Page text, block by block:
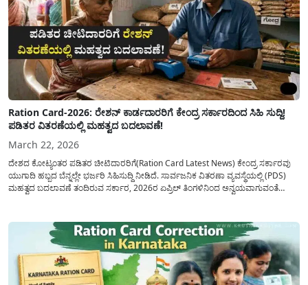
Ration Card-2026: ರೇಶನ್ ಕಾರ್ಡದಾರರಿಗೆ ಕೇಂದ್ರ ಸರ್ಕಾರದಿಂದ ಸಿಹಿ ಸುದ್ದಿ!
ಪಡಿತರ ವಿತರಣೆಯಲ್ಲಿ ಮಹತ್ವದ ಬದಲಾವಣೆ!
March 22, 2026
ದೇಶದ ಕೋಟ್ಯಂತರ ಪಡಿತರ ಚೀಟಿದಾರರಿಗೆ(Ration Card Latest News) ಕೇಂದ್ರ ಸರ್ಕಾರವು
ಯುಗಾದಿ ಹಬ್ಬದ ಬೆನ್ನಲ್ಲೇ ಭರ್ಜರಿ ಸಿಹಿಸುದ್ದಿ ನೀಡಿದೆ. ಸಾರ್ವಜನಿಕ ವಿತರಣಾ ವ್ಯವಸ್ಥೆಯಲ್ಲಿ (PDS)
ಮಹತ್ವದ ಬದಲಾವಣೆ ತಂದಿರುವ ಸರ್ಕಾರ, 2026ರ ಏಪ್ರಿಲ್ ತಿಂಗಳಿನಿಂದ ಅನ್ವಯವಾಗುವಂತೆ